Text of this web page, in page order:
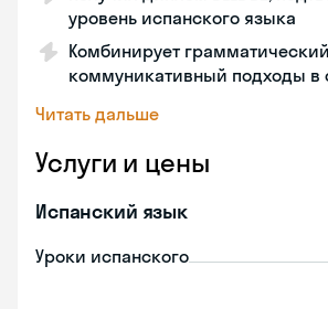
уровень испанского языка
Комбинирует
коммуникативный подходы в
Читать дальше
Услуги и цены
Испанский язык
Уроки испанского